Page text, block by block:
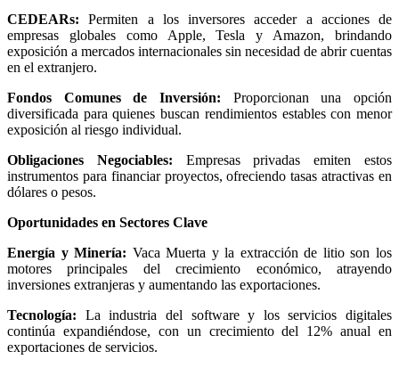
CEDEARs: Permiten a los inversores acceder a acciones de
empresas globales como Apple, Tesla y Amazon, brindando
exposición a mercados internacionales sin necesidad de abrir cuentas
en el extranjero.
Fondos Comunes de Inversión: Proporcionan una opción
diversificada para quienes buscan rendimientos estables con menor
exposición al riesgo individual.
Obligaciones Negociables: Empresas privadas emiten estos
instrumentos para financiar proyectos, ofreciendo tasas atractivas en
dólares o pesos.
Oportunidades en Sectores Clave
Energía y Minería: Vaca Muerta y la extracción de litio son los
motores principales del crecimiento económico, atrayendo
inversiones extranjeras y aumentando las exportaciones.
Tecnología: La industria del software y los servicios digitales
continúa expandiéndose, con un crecimiento del 12% anual en
exportaciones de servicios.